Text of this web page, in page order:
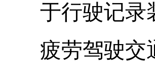
于行驶记录
疲劳驾驶交